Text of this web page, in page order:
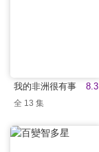
8.3
我的非洲很有事
全 13 集